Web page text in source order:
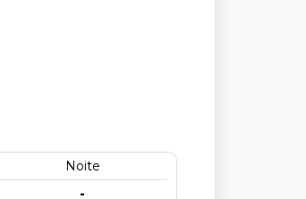
Noite
-